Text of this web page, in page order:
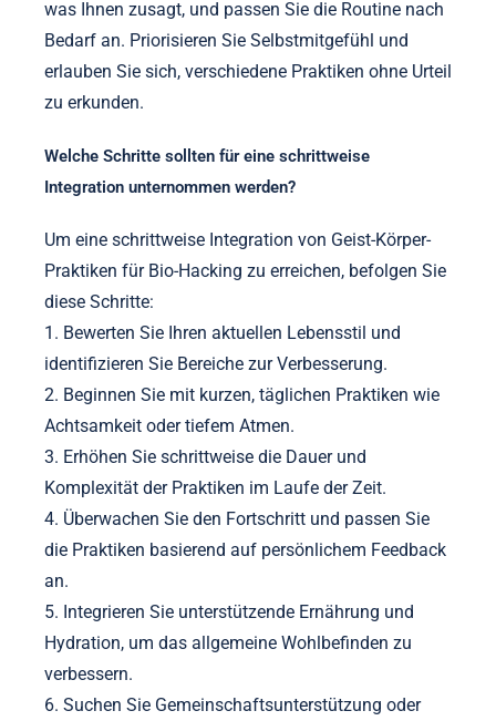
um die Effektivität sicherzustellen.
Was sind die besten Praktiken für den Beginn
einer Geist-Körper-Routine?
Um eine Geist-Körper-Routine effektiv zu beginnen,
konzentrieren Sie sich auf Konsistenz, Achtsamkeit
kurzen Sitzungen von Praktiken wie Meditation oder
Yoga und streben Sie mindestens 10 Minuten
täglich an. Integrieren Sie Atemübungen, um
Entspannung und Achtsamkeit zu fördern.
Verfolgen Sie Ihren Fortschritt, um herauszufinden,
was Ihnen zusagt, und passen Sie die Routine nach
Bedarf an. Priorisieren Sie Selbstmitgefühl und
erlauben Sie sich, verschiedene Praktiken ohne Urteil
zu erkunden.
Welche Schritte sollten für eine schrittweise
Integration unternommen werden?
Um eine schrittweise Integration von Geist-Körper-
Praktiken für Bio-Hacking zu erreichen, befolgen Sie